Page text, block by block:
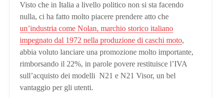
Visto che in Italia a livello politico non si sta facendo
nulla, ci ha fatto molto piacere prendere atto che
un’industria come Nolan, marchio storico italiano
impegnato dal 1972 nella produzione di caschi moto,
abbia voluto lanciare una promozione molto importante,
rimborsando il 22%, in parole povere restituisce l’IVA
sull’acquisto dei modelli N21 e N21 Visor, un bel
vantaggio per gli utenti.